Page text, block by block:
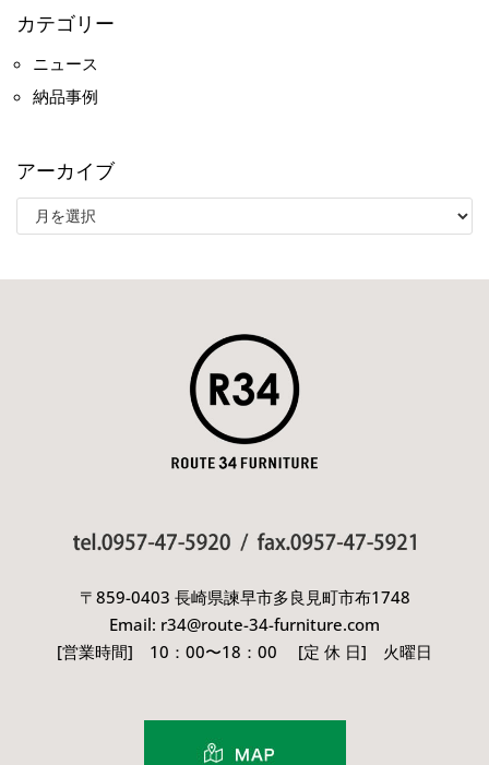
カテゴリー
ニュース
納品事例
アーカイブ
〒859-0403 長崎県諫早市多良見町市布1748
Email: r34@route-34-furniture.com
[営業時間] 10：00〜18：00 [定 休 日] 火曜日